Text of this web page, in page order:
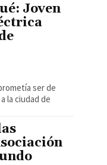
Joven
ser de
la ciudad de